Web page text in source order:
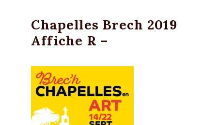
Chapelles Brech 2019
Affiche R –